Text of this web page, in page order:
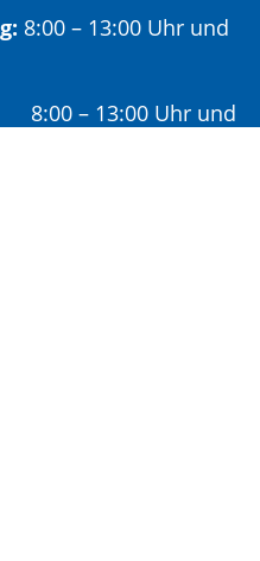
8:00 – 13:00 Uhr und
Uhr und